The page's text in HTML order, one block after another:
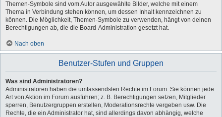
Themen-Symbole sind vom Autor ausgewählte Bilder, welche mit einem
Thema in Verbindung stehen können, um dessen Inhalt kennzeichnen zu
können. Die Möglichkeit, Themen-Symbole zu verwenden, hängt von deinen
Berechtigungen ab, die die Board-Administration gesetzt hat.
Nach oben
Benutzer-Stufen und Gruppen
Was sind Administratoren?
Administratoren haben die umfassendsten Rechte im Forum. Sie können jede
Art von Aktion im Forum ausführen; z. B. Berechtigungen setzen, Mitglieder
sperren, Benutzergruppen erstellen, Moderationsrechte vergeben usw. Die
Rechte, die ein Administrator hat, sind allerdings davon abhängig, welche